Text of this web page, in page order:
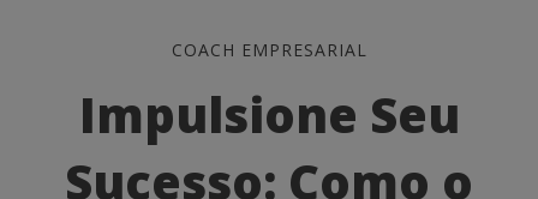
Impulsione
Seu
Sucesso:
COACH EMPRESARIAL
Impulsione Seu
Sucesso: Como o